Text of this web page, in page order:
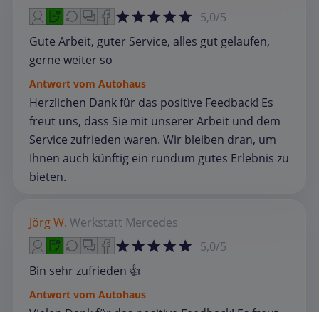
5,0/5
Gute Arbeit, guter Service, alles gut gelaufen,
gerne weiter so
Antwort vom Autohaus
Herzlichen Dank für das positive Feedback! Es
freut uns, dass Sie mit unserer Arbeit und dem
Service zufrieden waren. Wir bleiben dran, um
Ihnen auch künftig ein rundum gutes Erlebnis zu
bieten.
Jörg W. Werkstatt Mercedes
5,0/5
Bin sehr zufrieden 👍
Antwort vom Autohaus